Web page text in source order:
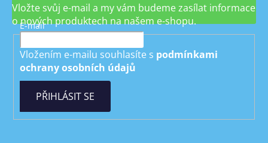
Vložte svůj e-mail a my vám budeme zasílat informace
o nových produktech na našem e-shopu.
E-mail
Vložením e-mailu souhlasíte s podmínkami
ochrany osobních údajů
PŘIHLÁSIT SE